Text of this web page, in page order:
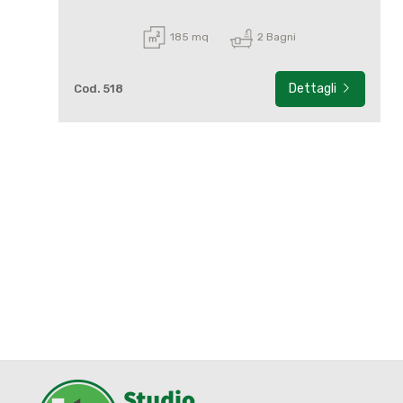
185 mq 2 Bagni
Cod. 518 Dettagli